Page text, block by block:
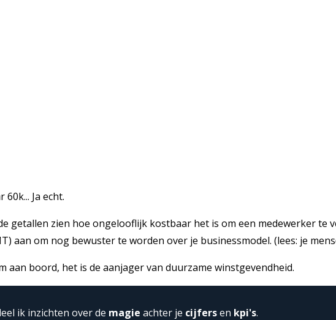
Ja echt.
getallen zien hoe ongelooflijk kostbaar het is om een medewerker te
aan om nog bewuster te worden over je businessmodel. (lees: je
aan boord, het is de aanjager van duurzame winstgevendheid.
ik inzichten over de magie achter je cijfersen kpi's.